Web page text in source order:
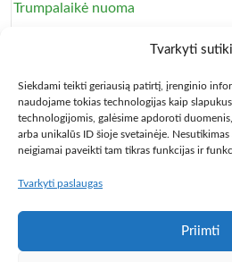
Tvarkyti
Siekdami teikti geriausią patirtį, įrenginio
naudojame tokias technologijas kaip
technologijomis, galėsime apdoroti
arba unikalūs ID šioje svetainėje.
neigiamai paveikti tam tikras funkcijas ir
Tvarkyti paslaugas
Priimti
Trumpalaikė nuoma
Copyright © 2013 – 2026
Privatumo politika